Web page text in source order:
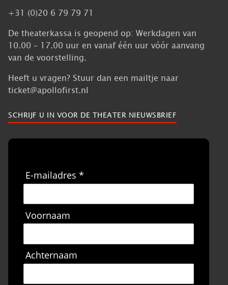
+31 (0)20 6 79 79 71
De theaterkassa is geopend op: Werkdagen van
10.00 – 17.00 uur en vanaf één uur vóór aanvang
van de voorstelling.
Heeft u vragen? Stuur dan een mailtje naar
ticket@apollofirst.nl
SCHRIJF U IN VOOR DE THEATER NIEUWSBRIEF
E-mailadres *
Voornaam
Achternaam